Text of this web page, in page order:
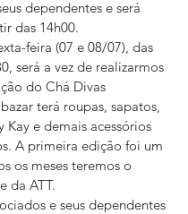
dependentes e será
das 14h00.
feira (07 e 08/07), das
será a vez de realizarmos
do Chá Divas
terá roupas, sapatos,
Kay e demais acessórios
A primeira edição foi um
os meses teremos o
da ATT.
e seus dependentes